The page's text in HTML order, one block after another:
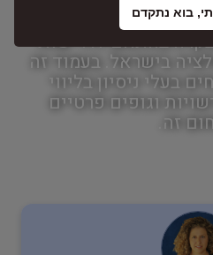
הוא תחום מקצועי
ובקרה בהתאם לדרישות
בישראל. בעמוד זה
בעלי ניסיון בליווי
וגופים פרטיים
זה.
בוא נתקדם